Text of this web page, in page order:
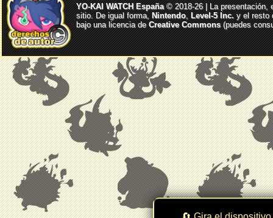
🔄 Gira el
YO-KAI WATCH España© 2018-26 | La presentación,
sitio. De igual forma, Nintendo, Level-5 Inc. y el resto
bajo una licencia deCreative Commons(puedes